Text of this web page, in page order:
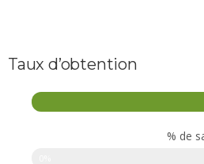
Taux d’obtention
% de